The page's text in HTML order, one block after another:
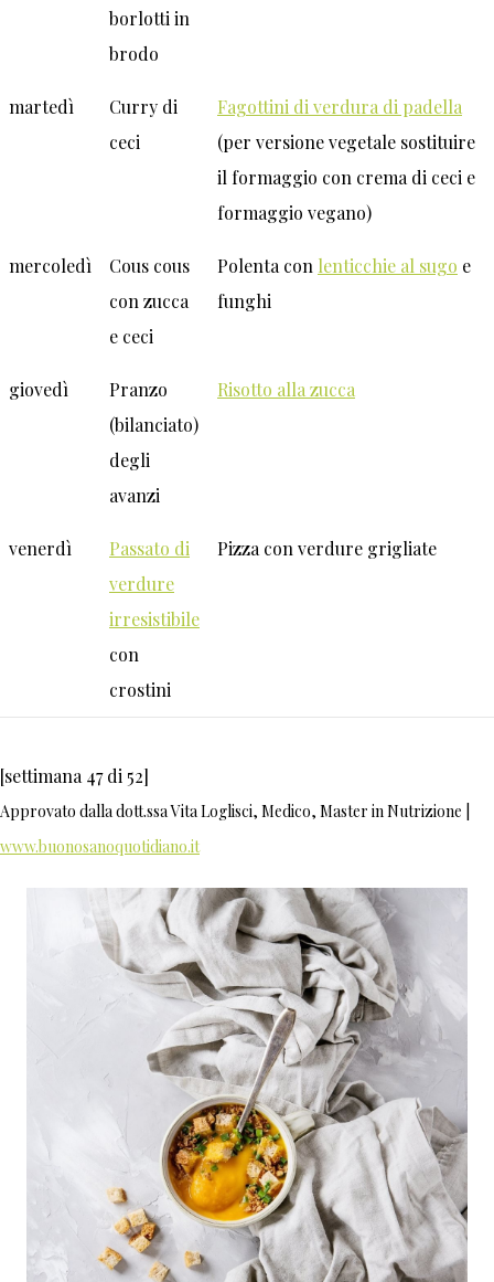
borlotti in
brodo
martedì
Curry di
ceci
Fagottini di verdura di padella
(per versione vegetale sostituire
il formaggio con crema di ceci e
formaggio vegano)
mercoledì
Cous cous
con zucca
e ceci
Polenta con lenticchie al sugo e
funghi
giovedì
Pranzo
(bilanciato)
degli
avanzi
Risotto alla zucca
venerdì
Passato di
verdure
irresistibile
con
crostini
Pizza con verdure grigliate
[settimana 47 di 52]
Approvato dalla dott.ssa Vita Loglisci, Medico, Master in Nutrizione |
www.buonosanoquotidiano.it